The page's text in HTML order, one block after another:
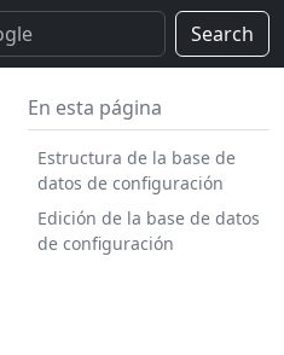
Search
En esta página
Estructura de la base de
datos de configuración
Edición de la base de datos
de configuración